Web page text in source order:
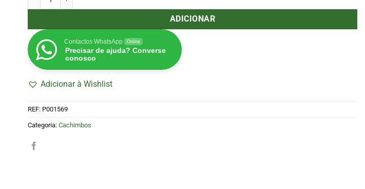
ADICIONAR
Contactos WhatsApp Online
Precisar de ajuda? Converse
conosco
Adicionar à Wishlist
REF: P001569
Categoria: Cachimbos